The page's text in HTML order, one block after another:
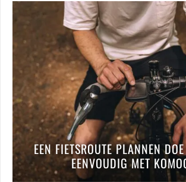
EEN FIETSROUTE PLANNEN
EENVOUDIG MET